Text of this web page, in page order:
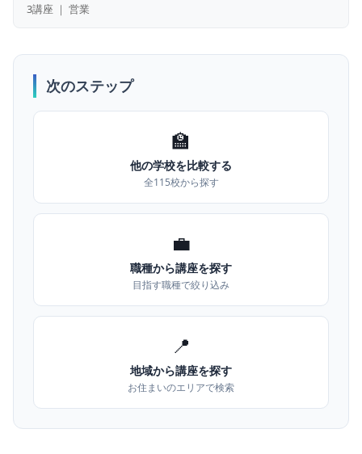
3講座 ｜ 営業
次のステップ
🏫
他の学校を比較する
全115校から探す
💼
職種から講座を探す
目指す職種で絞り込み
📍
地域から講座を探す
お住まいのエリアで検索